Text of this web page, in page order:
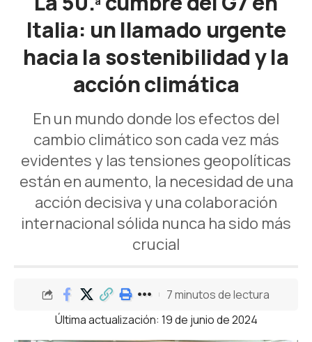
Italia: un llamado urgente
hacia la sostenibilidad y la
acción climática
En un mundo donde los efectos del
cambio climático son cada vez más
evidentes y las tensiones geopolíticas
están en aumento, la necesidad de una
acción decisiva y una colaboración
internacional sólida nunca ha sido más
crucial
Última actualización: 19 de junio de 2024
7 minutos de lectura